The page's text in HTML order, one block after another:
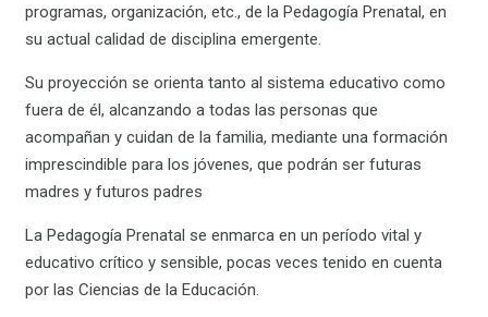
programas, organización, etc., de la Pedagogía Prenatal, en
su actual calidad de disciplina emergente.
Su proyección se orienta tanto al sistema educativo como
fuera de él, alcanzando a todas las personas que
acompañan y cuidan de la familia, mediante una formación
imprescindible para los jóvenes, que podrán ser futuras
madres y futuros padres
La Pedagogía Prenatal se enmarca en un período vital y
educativo crítico y sensible, pocas veces tenido en cuenta
por las Ciencias de la Educación.